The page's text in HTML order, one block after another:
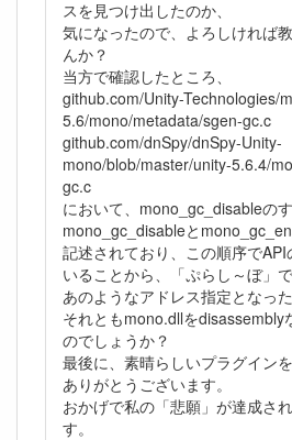
スを見つけ出したのか、
気になったので、よろしければ
んか？
当方で確認したところ、
github.com/Unity-Technologies/
5.6/mono/metadata/sgen-gc.c
github.com/dnSpy/dnSpy-Unity-
mono/blob/master/unity-5.6.4/
gc.c
において、mono_gc_disableの
mono_gc_disableと
記述されており、この順序で
いることから、「ぷらし～ぼ」
あのようなアドレス指定となっ
それともmono.dllをdisassembly
のでしょうか？
最後に、素晴らしいプラグイン
ありがとうございます。
おかげで私の「悲願」が達成さ
す。